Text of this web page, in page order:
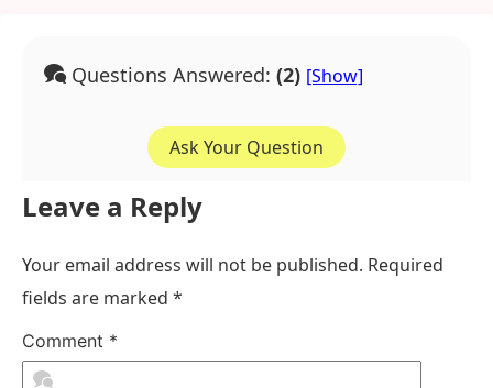
Questions Answered: (2)
Ask Your Question
Leave a Reply
Your email address will not be published. Required
fields are marked *
Comment *